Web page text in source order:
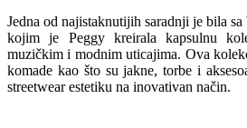
Jedna od najistaknutijih saradnji je bila
kojim je Peggy kreirala kapsulnu
muzičkim i modnim uticajima. Ova
komade kao što su jakne, torbe i
streetwear estetiku na inovativan način.